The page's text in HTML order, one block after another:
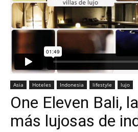
Thru
My
Eyes
Asia Hoteles Indonesia lifestyle lujo
One Eleven Bali,
más lujosas de